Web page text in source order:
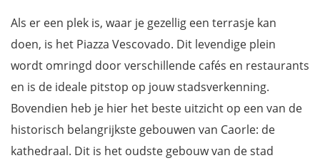
Als er een plek is, waar je gezellig een terrasje kan
doen, is het Piazza Vescovado. Dit levendige plein
wordt omringd door verschillende cafés en restaurants
en is de ideale pitstop op jouw stadsverkenning.
Bovendien heb je hier het beste uitzicht op een van de
historisch belangrijkste gebouwen van Caorle: de
kathedraal. Dit is het oudste gebouw van de stad